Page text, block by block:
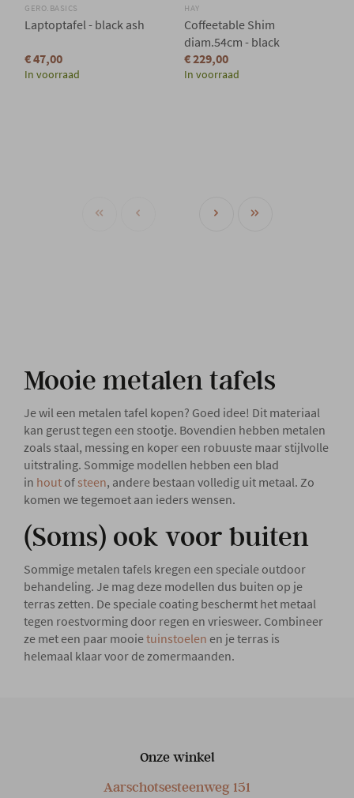
GERO.BASICS
Laptoptafel - black ash
€ 47,00
In voorraad
HAY
Coffeetable Shim
diam.54cm - black
€ 229,00
In voorraad
Mooie metalen tafels
Je wil een metalen tafel kopen? Goed idee! Dit materiaal
kan gerust tegen een stootje. Bovendien hebben metalen
zoals staal, messing en koper een robuuste maar stijlvolle
uitstraling. Sommige modellen hebben een blad
in hout of steen, andere bestaan volledig uit metaal. Zo
komen we tegemoet aan ieders wensen.
(Soms) ook voor buiten
Sommige metalen tafels kregen een speciale outdoor
behandeling. Je mag deze modellen dus buiten op je
terras zetten. De speciale coating beschermt het metaal
tegen roestvorming door regen en vriesweer. Combineer
ze met een paar mooietuinstoelen en je terras is
helemaal klaar voor de zomermaanden.
Onze winkel
Aarschotsesteenweg 151